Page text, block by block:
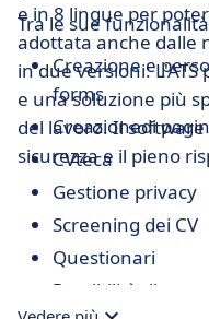
e in 8 lingue per
adottata anche dalle
in due versioni:
e una soluzione più
del lavoro. Il
sicurezza e il pieno
Tra le sue
Creazione e
forms
Creazionedi
CVteca
Gestione privacy
Screening dei CV
Questionari
Possibilità di